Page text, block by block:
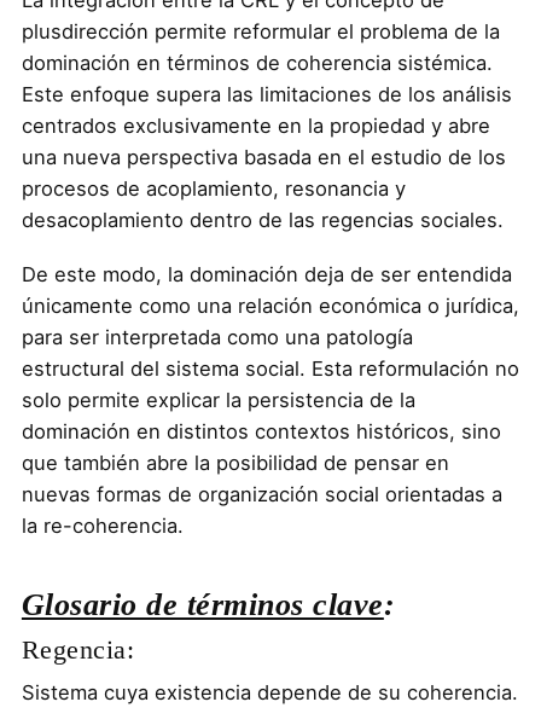
plusdirección permite reformular el problema de la
dominación en términos de coherencia sistémica.
Este enfoque supera las limitaciones de los análisis
centrados exclusivamente en la propiedad y abre
una nueva perspectiva basada en el estudio de los
procesos de acoplamiento, resonancia y
desacoplamiento dentro de las regencias sociales.
De este modo, la dominación deja de ser entendida
únicamente como una relación económica o jurídica,
para ser interpretada como una patología
estructural del sistema social. Esta reformulación no
solo permite explicar la persistencia de la
dominación en distintos contextos históricos, sino
que también abre la posibilidad de pensar en
nuevas formas de organización social orientadas a
la re-coherencia.
Glosario de términos clave:
Regencia:
Sistema cuya existencia depende de su coherencia.